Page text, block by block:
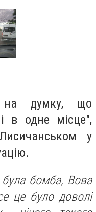
на думку, що
в одне місце",
у
бомба, Вова
це було доволі